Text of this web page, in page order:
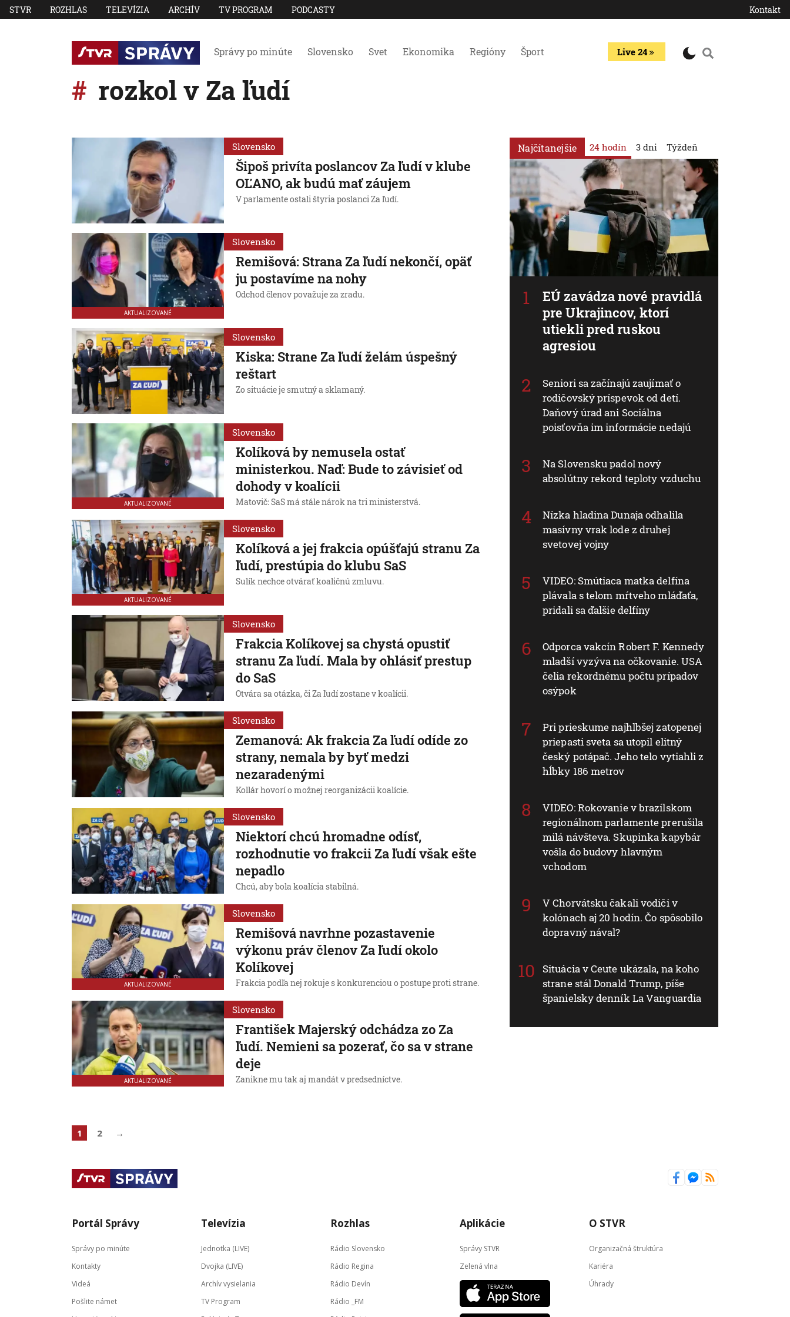
STVR ROZHLAS TELEVÍZIA ARCHÍV TV PROGRAM PODCASTY Kontakt
Správy po minúte Slovensko Svet Ekonomika Regióny Šport Live 24
rozkol v Za ľudí
Slovensko
Šipoš privíta poslancov Za ľudí v klube
OĽANO, ak budú mať záujem
V parlamente ostali štyria poslanci Za ľudí.
AKTUALIZOVANÉ
Slovensko
Remišová: Strana Za ľudí nekončí, opäť
ju postavíme na nohy
Odchod členov považuje za zradu.
Slovensko
Kiska: Strane Za ľudí želám úspešný
reštart
Zo situácie je smutný a sklamaný.
AKTUALIZOVANÉ
Slovensko
Kolíková by nemusela ostať
ministerkou. Naď: Bude to závisieť od
dohody v koalícii
Matovič: SaS má stále nárok na tri ministerstvá.
AKTUALIZOVANÉ
Slovensko
Kolíková a jej frakcia opúšťajú stranu Za
ľudí, prestúpia do klubu SaS
Sulík nechce otvárať koaličnú zmluvu.
Slovensko
Frakcia Kolíkovej sa chystá opustiť
stranu Za ľudí. Mala by ohlásiť prestup
do SaS
Otvára sa otázka, či Za ľudí zostane v koalícii.
Slovensko
Zemanová: Ak frakcia Za ľudí odíde zo
strany, nemala by byť medzi
nezaradenými
Kollár hovorí o možnej reorganizácii koalície.
Slovensko
Niektorí chcú hromadne odísť,
rozhodnutie vo frakcii Za ľudí však ešte
nepadlo
Chcú, aby bola koalícia stabilná.
AKTUALIZOVANÉ
Slovensko
Remišová navrhne pozastavenie
výkonu práv členov Za ľudí okolo
Kolíkovej
Frakcia podľa nej rokuje s konkurenciou o postupe proti strane.
AKTUALIZOVANÉ
Slovensko
František Majerský odchádza zo Za
ľudí. Nemieni sa pozerať, čo sa v strane
deje
Zanikne mu tak aj mandát v predsedníctve.
Najčítanejšie 24 hodín
EÚ zavádza nové pravidlá
pre Ukrajincov, ktorí
utiekli pred ruskou
agresiou
Seniori sa začínajú zaujímať o
rodičovský príspevok od detí.
Daňový úrad ani Sociálna
poisťovňa im informácie nedajú
Na Slovensku padol nový
absolútny rekord teploty vzduchu
Nízka hladina Dunaja odhalila
masívny vrak lode z druhej
svetovej vojny
VIDEO: Smútiaca matka delfína
plávala s telom mŕtveho mláďaťa,
pridali sa ďalšie delfíny
Odporca vakcín Robert F. Kennedy
mladší vyzýva na očkovanie. USA
čelia rekordnému počtu prípadov
osýpok
Pri prieskume najhlbšej zatopenej
priepasti sveta sa utopil elitný
český potápač. Jeho telo vytiahli z
hĺbky 186 metrov
VIDEO: Rokovanie v brazílskom
regionálnom parlamente prerušila
milá návšteva. Skupinka kapybár
vošla do budovy hlavným
vchodom
V Chorvátsku čakali vodiči v
kolónach aj 20 hodín. Čo spôsobilo
dopravný nával?
Situácia v Ceute ukázala, na koho
strane stál Donald Trump, píše
španielsky denník La Vanguardia
3 dni Týždeň
1 2 →
Portál Správy
Správy po minúte
Kontakty
Videá
Pošlite námet
Televízia
Jednotka (LIVE)
Dvojka (LIVE)
Archív vysielania
TV Program
Rozhlas
Rádio Slovensko
Rádio Regina
Rádio Devín
Rádio _FM
Aplikácie
Správy STVR
Zelená vlna
O STVR
Organizačná štruktúra
Kariéra
Úhrady